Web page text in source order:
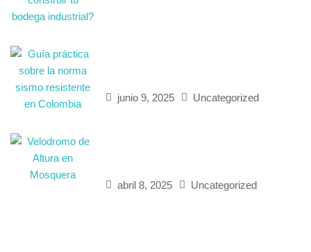
junio 9, 2025 Uncategorized
abril 8, 2025 Uncategorized